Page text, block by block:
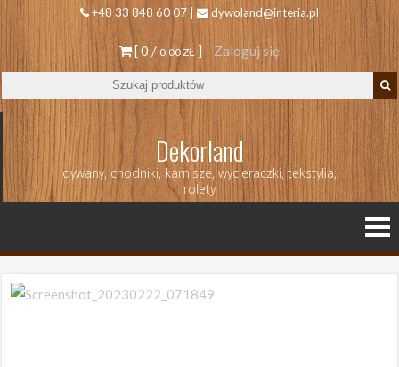
+48 33 848 60 07 | dywoland@interia.pl
[ 0 /0.00 ZŁ ] Zaloguj się
Dekorland
dywany, chodniki, karnisze, wycieraczki, tekstylia,
rolety